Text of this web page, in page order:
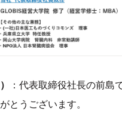
：代表取締役社長の前島
とうございます。